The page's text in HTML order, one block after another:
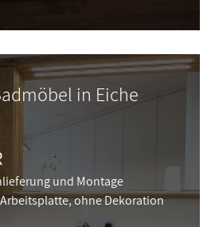
in Eiche
und Montage
ohne Dekoration